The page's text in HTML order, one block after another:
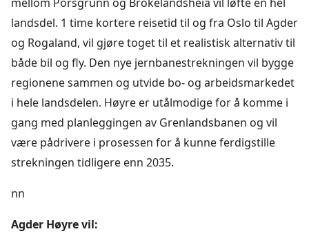
landsdel. 1 time kortere reisetid til og fra Oslo til Agder
og Rogaland, vil gjøre toget til et realistisk alternativ til
både bil og fly. Den nye jernbanestrekningen vil bygge
regionene sammen og utvide bo- og arbeidsmarkedet
i hele landsdelen. Høyre er utålmodige for å komme i
gang med planleggingen av Grenlandsbanen og vil
være pådrivere i prosessen for å kunne ferdigstille
strekningen tidligere enn 2035.
nn
Agder Høyre vil: